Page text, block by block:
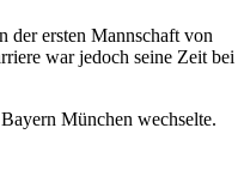
der ersten Mannschaft von
war jedoch seine Zeit bei
München wechselte.